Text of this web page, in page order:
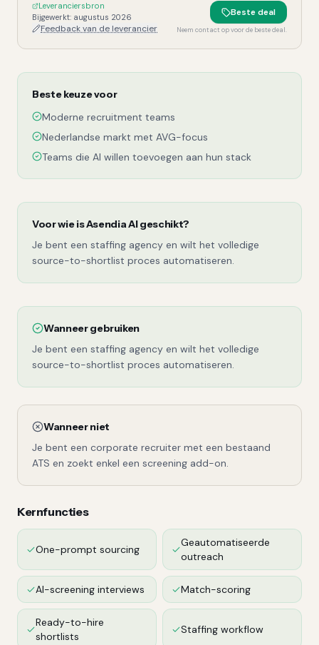
Leveranciersbron
Bijgewerkt: augustus 2026
Feedback van de leverancier
Beste deal
Neem contact op voor de beste deal.
Beste keuze voor
Moderne recruitment teams
Nederlandse markt met AVG-focus
Teams die AI willen toevoegen aan hun stack
Voor wie isAsendia AIgeschikt?
Je bent een staffing agency en wilt het volledige
source-to-shortlist proces automatiseren.
Wanneer gebruiken
Je bent een staffing agency en wilt het volledige
source-to-shortlist proces automatiseren.
Wanneer niet
Je bent een corporate recruiter met een bestaand
ATS en zoekt enkel een screening add-on.
Kernfuncties
One-prompt sourcing
Geautomatiseerde
outreach
AI-screening interviews Match-scoring
Ready-to-hire
shortlists
Staffing workflow